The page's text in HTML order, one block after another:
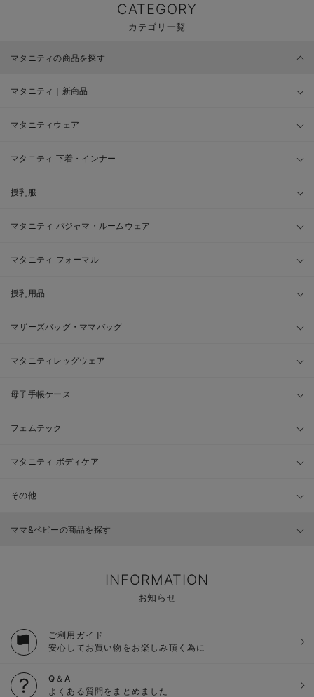
CATEGORY
カテゴリ一覧
マタニティの商品を探す
マタニティ｜新商品
マタニティウェア
マタニティ 下着・インナー
授乳服
マタニティ パジャマ・ルームウェア
マタニティ フォーマル
授乳用品
マザーズバッグ・ママバッグ
マタニティレッグウェア
母子手帳ケース
フェムテック
マタニティ ボディケア
その他
ママ&ベビーの商品を探す
INFORMATION
お知らせ
ご利用ガイド
安心してお買い物をお楽しみ頂く為に
Q＆A
よくある質問をまとめました